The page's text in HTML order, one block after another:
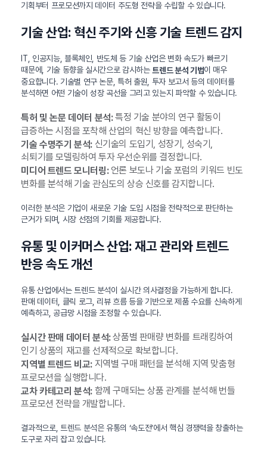
기획부터 프로모션까지 데이터 주도형 전략을 수립할 수 있습니다.
기술 산업: 혁신 주기와 신흥 기술 트렌드 감지
IT, 인공지능, 블록체인, 반도체 등 기술 산업은 변화 속도가 빠르기
때문에, 기술 동향을 실시간으로 감시하는 트렌드 분석 기법이 매우
중요합니다. 기술별 연구 논문, 특허 출원, 투자 보고서 등의 데이터를
분석하면 어떤 기술이 성장 곡선을 그리고 있는지 파악할 수 있습니다.
특허 및 논문 데이터 분석:특정 기술 분야의 연구 활동이
급증하는 시점을 포착해 산업의 혁신 방향을 예측합니다.
기술 수명주기 분석:신기술의 도입기, 성장기, 성숙기,
쇠퇴기를 모델링하여 투자 우선순위를 결정합니다.
미디어 트렌드 모니터링:언론 보도나 기술 포럼의 키워드 빈도
변화를 분석해 기술 관심도의 상승 신호를 감지합니다.
이러한 분석은 기업이 새로운 기술 도입 시점을 전략적으로 판단하는
근거가 되며, 시장 선점의 기회를 제공합니다.
유통 및 이커머스 산업: 재고 관리와 트렌드
반응 속도 개선
유통 산업에서는 트렌드 분석이 실시간 의사결정을 가능하게 합니다.
판매 데이터, 클릭 로그, 리뷰 흐름 등을 기반으로 제품 수요를 신속하게
예측하고, 공급망 시점을 조정할 수 있습니다.
실시간 판매 데이터 분석:상품별 판매량 변화를 트래킹하여
인기 상품의 재고를 선제적으로 확보합니다.
지역별 트렌드 비교:지역별 구매 패턴을 분석해 지역 맞춤형
프로모션을 실행합니다.
교차 카테고리 분석:함께 구매되는 상품 관계를 분석해 번들
프로모션 전략을 개발합니다.
결과적으로, 트렌드 분석은 유통의 ‘속도전’에서 핵심 경쟁력을 창출하는
도구로 자리 잡고 있습니다.